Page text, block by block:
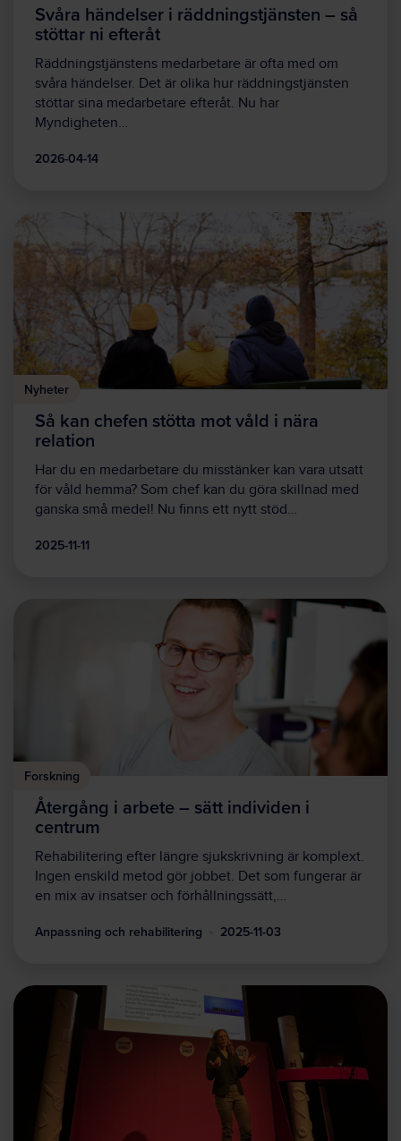
Svåra händelser i räddningstjänsten – så
stöttar ni efteråt
Räddningstjänstens medarbetare är ofta med om
svåra händelser. Det är olika hur räddningstjänsten
stöttar sina medarbetare efteråt. Nu har
Myndigheten…
2026-04-14
Nyheter
Så kan chefen stötta mot våld i nära
relation
Har du en medarbetare du misstänker kan vara utsatt
för våld hemma? Som chef kan du göra skillnad med
ganska små medel! Nu finns ett nytt stöd…
2025-11-11
Forskning
Återgång i arbete – sätt individen i
centrum
Rehabilitering efter längre sjukskrivning är komplext.
Ingen enskild metod gör jobbet. Det som fungerar är
en mix av insatser och förhållningssätt,…
Anpassning och rehabilitering 2025-11-03